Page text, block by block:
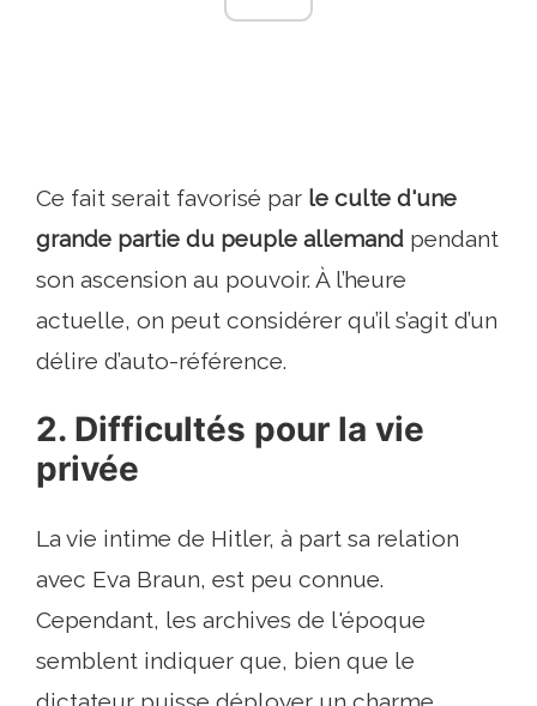
Ce fait serait favorisé par le culte d'une
grande partie du peuple allemand pendant
son ascension au pouvoir. À l’heure
actuelle, on peut considérer qu’il s’agit d’un
délire d’auto-référence.
2. Difficultés pour la vie
privée
La vie intime de Hitler, à part sa relation
avec Eva Braun, est peu connue.
Cependant, les archives de l'époque
semblent indiquer que, bien que le